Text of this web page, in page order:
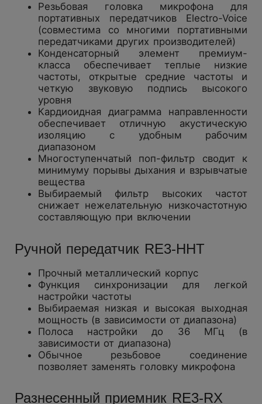
Резьбовая головка микрофона для
портативных передатчиков Electro-Voice
(совместима со многими портативными
передатчиками других производителей)
Конденсаторный элемент премиум-
класса обеспечивает теплые низкие
частоты, открытые средние частоты и
четкую звуковую подпись высокого
уровня
Кардиоидная диаграмма направленности
обеспечивает отличную акустическую
изоляцию с удобным рабочим
диапазоном
Многоступенчатый поп-фильтр сводит к
минимуму порывы дыхания и взрывчатые
вещества
Выбираемый фильтр высоких частот
снижает нежелательную низкочастотную
составляющую при включении
Ручной передатчик RE3-HHT
Прочный металлический корпус
Функция синхронизации для легкой
настройки частоты
Выбираемая низкая и высокая выходная
мощность (в зависимости от диапазона)
Полоса настройки до 36 МГц (в
зависимости от диапазона)
Обычное резьбовое соединение
позволяет заменять головку микрофона
Разнесенный приемник RE3-RX